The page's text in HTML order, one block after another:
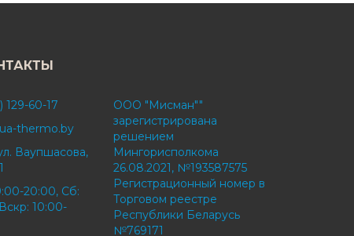
129-60-17
thermo.by
Ваупшасова,
20:00, Сб:
10:00-
ООО "Мисман""
зарегистрирована
решением
Мингорисполкома
26.08.2021, №193587575
Регистрационный номер в
Торговом реестре
Республики Беларусь
№769171